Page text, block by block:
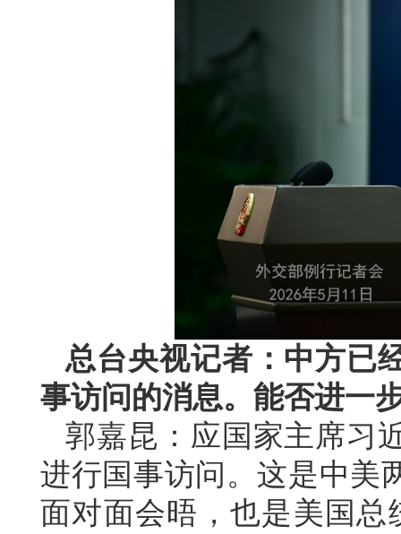
总台央视记者：中方已
事访问的消息。能否进一
郭嘉昆：应国家主席习
进行国事访问。这是中美
面对面会晤，也是美国